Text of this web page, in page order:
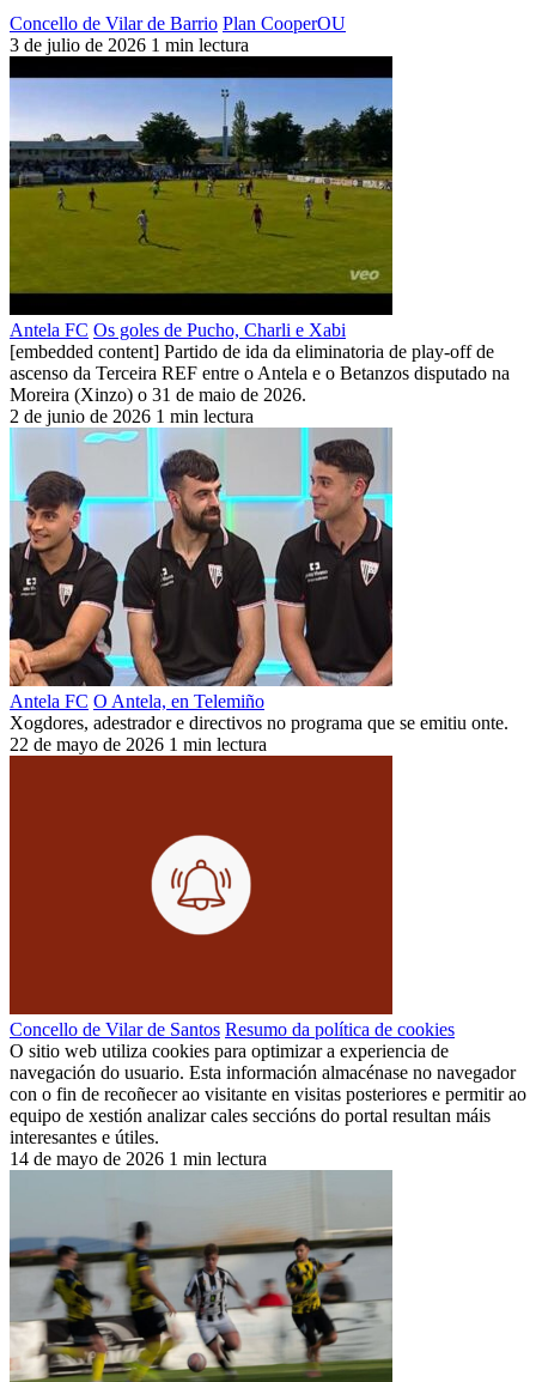
Concello de Vilar de Barrio Plan CooperOU
3 de julio de 2026 1 min lectura
Antela FC Os goles de Pucho, Charli e Xabi
[embedded content] Partido de ida da eliminatoria de play-off de
ascenso da Terceira REF entre o Antela e o Betanzos disputado na
Moreira (Xinzo) o 31 de maio de 2026.
2 de junio de 2026 1 min lectura
Antela FC O Antela, en Telemiño
Xogdores, adestrador e directivos no programa que se emitiu onte.
22 de mayo de 2026 1 min lectura
Concello de Vilar de Santos Resumo da política de cookies
O sitio web utiliza cookies para optimizar a experiencia de
navegación do usuario. Esta información almacénase no navegador
con o fin de recoñecer ao visitante en visitas posteriores e permitir ao
equipo de xestión analizar cales seccións do portal resultan máis
interesantes e útiles.
14 de mayo de 2026 1 min lectura